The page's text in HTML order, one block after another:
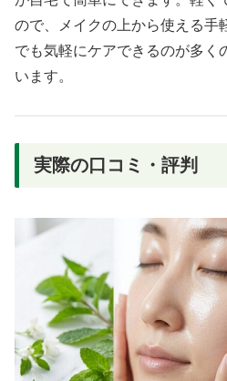
ので、メイクの上から使える手
でも気軽にケアできるのが多く
います。
実際の口コミ・評判